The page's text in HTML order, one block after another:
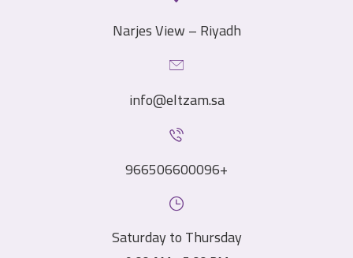
Narjes View – Riyadh
info@eltzam.sa
966506600096+
Saturday to Thursday